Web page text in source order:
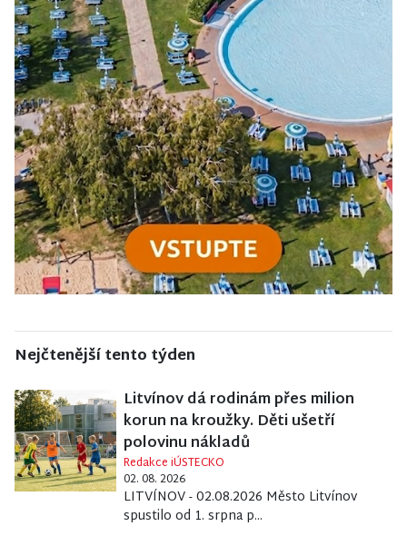
Nejčtenější tento týden
Litvínov dá rodinám přes milion
korun na kroužky. Děti ušetří
polovinu nákladů
Redakce iÚSTECKO
02. 08. 2026
LITVÍNOV - 02.08.2026 Město Litvínov
spustilo od 1. srpna p...